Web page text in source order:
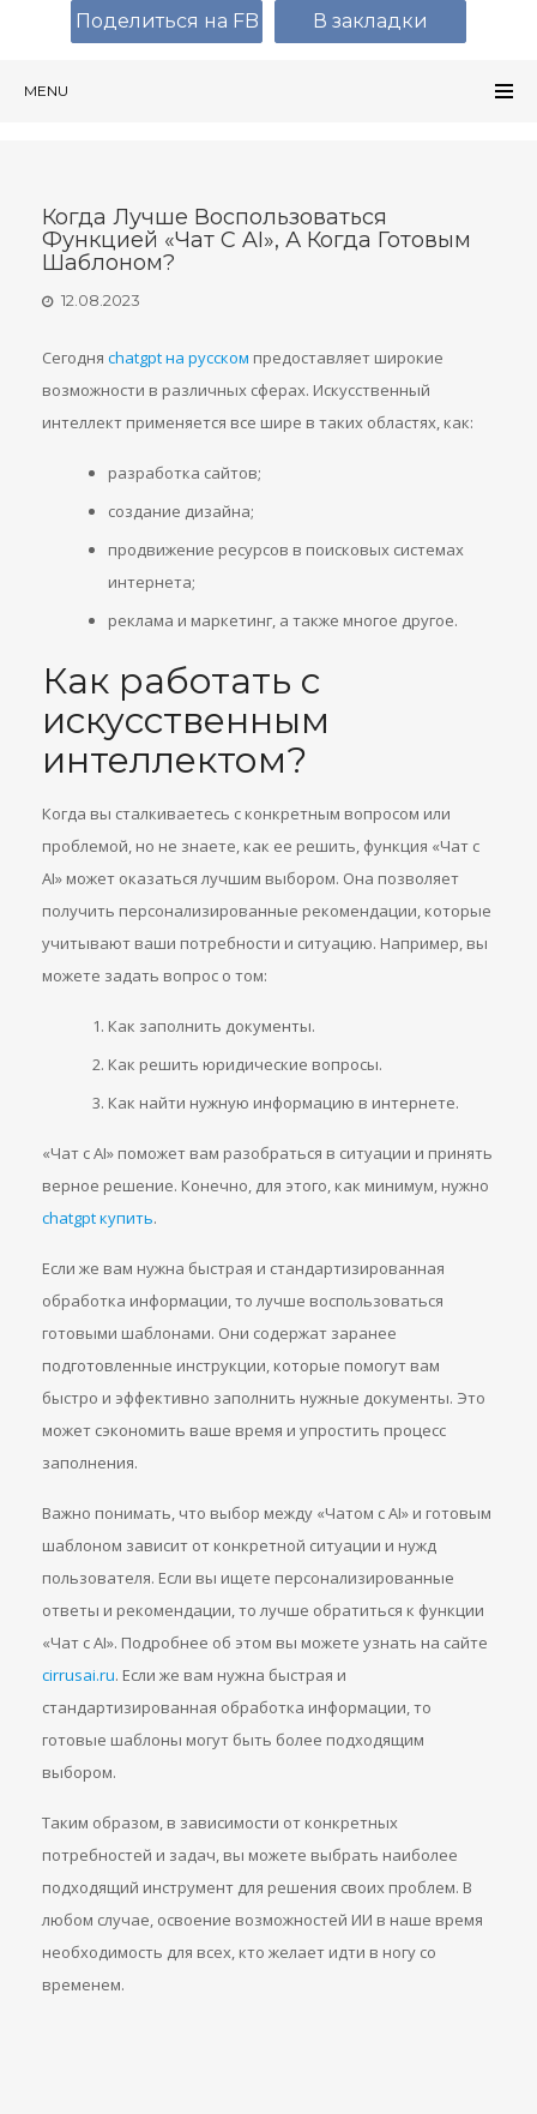
MENU
Когда Лучше Воспользоваться
Функцией «Чат С AI», А Когда Готовым
Шаблоном?
12.08.2023
Сегодня chatgpt на русском предоставляет широкие
возможности в различных сферах. Искусственный
интеллект применяется все шире в таких областях, как:
разработка сайтов;
создание дизайна;
продвижение ресурсов в поисковых системах
интернета;
реклама и маркетинг, а также многое другое.
Как работать с
искусственным
интеллектом?
Когда вы сталкиваетесь с конкретным вопросом или
проблемой, но не знаете, как ее решить, функция «Чат с
AI» может оказаться лучшим выбором. Она позволяет
получить персонализированные рекомендации, которые
учитывают ваши потребности и ситуацию. Например, вы
можете задать вопрос о том:
Как заполнить документы.
Как решить юридические вопросы.
Как найти нужную информацию в интернете.
«Чат с AI» поможет вам разобраться в ситуации и принять
верное решение. Конечно, для этого, как минимум, нужно
chatgpt купить.
Если же вам нужна быстрая и стандартизированная
обработка информации, то лучше воспользоваться
готовыми шаблонами. Они содержат заранее
подготовленные инструкции, которые помогут вам
быстро и эффективно заполнить нужные документы. Это
может сэкономить ваше время и упростить процесс
заполнения.
Важно понимать, что выбор между «Чатом с AI» и готовым
шаблоном зависит от конкретной ситуации и нужд
пользователя. Если вы ищете персонализированные
ответы и рекомендации, то лучше обратиться к функции
«Чат с AI». Подробнее об этом вы можете узнать на сайте
cirrusai.ru. Если же вам нужна быстрая и
стандартизированная обработка информации, то
готовые шаблоны могут быть более подходящим
выбором.
Таким образом, в зависимости от конкретных
потребностей и задач, вы можете выбрать наиболее
подходящий инструмент для решения своих проблем. В
любом случае, освоение возможностей ИИ в наше время
необходимость для всех, кто желает идти в ногу со
временем.
Поделиться на FB В закладки